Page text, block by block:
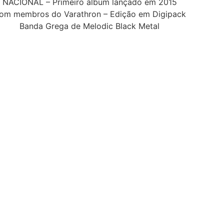
membros do Varathron – Edição em Digipack
Banda Grega de Melodic Black Metal